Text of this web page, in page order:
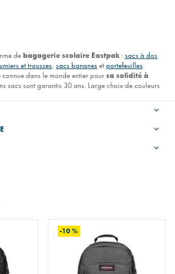
debagagerie scolaire Eastpak : sacs à dos
et trousses, sacs bananesetportefeuilles.
connue dans le monde entier poursa solidité à
sacs sont garantis 30 ans. Large choix de couleurs
-10 %